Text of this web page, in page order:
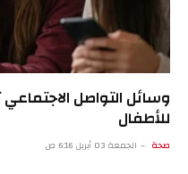
وسائل التواصل
للأطفال
صحة الجمعة 03 أبريل 6:16 ص